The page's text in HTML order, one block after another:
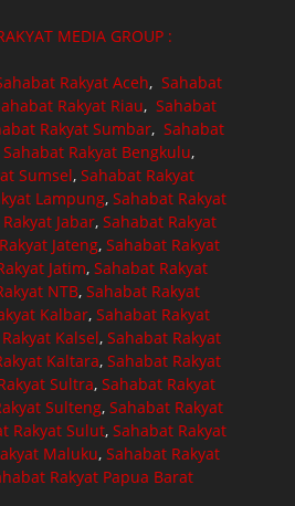
MEDIA GROUP :
Rakyat Aceh, Sahabat
Rakyat Riau, Sahabat
Rakyat Sumbar,Sahabat
Sahabat Rakyat Bengkulu,
Sumsel, Sahabat Rakyat
Lampung,Sahabat Rakyat
Jabar,Sahabat Rakyat
Jateng, Sahabat Rakyat
Jatim, Sahabat Rakyat
NTB,Sahabat Rakyat
Kalbar,Sahabat Rakyat
Kalsel,Sahabat Rakyat
Kaltara,Sahabat Rakyat
Sultra, Sahabat Rakyat
Sulteng,Sahabat Rakyat
Rakyat Sulut,Sahabat Rakyat
Maluku,Sahabat Rakyat
Rakyat Papua Barat